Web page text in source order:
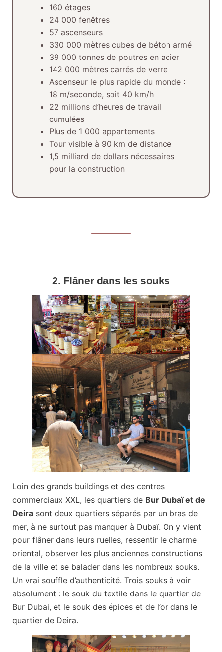
160 étages
24 000 fenêtres
57 ascenseurs
330 000 mètres cubes de béton armé
39 000 tonnes de poutres en acier
142 000 mètres carrés de verre
Ascenseur le plus rapide du monde :
18 m/seconde, soit 40 km/h
22 millions d’heures de travail
cumulées
Plus de 1 000 appartements
Tour visible à 90 km de distance
1,5 milliard de dollars nécessaires
pour la construction
2. Flâner dans les souks
Loin des grands buildings et des centres
commerciaux XXL, les quartiers de Bur Dubaï et de
Deira sont deux quartiers séparés par un bras de
mer, à ne surtout pas manquer à Dubaï. On y vient
pour flâner dans leurs ruelles, ressentir le charme
oriental, observer les plus anciennes constructions
de la ville et se balader dans les nombreux souks.
Un vrai souffle d’authenticité. Trois souks à voir
absolument : le souk du textile dans le quartier de
Bur Dubai, et le souk des épices et de l’or dans le
quartier de Deira.